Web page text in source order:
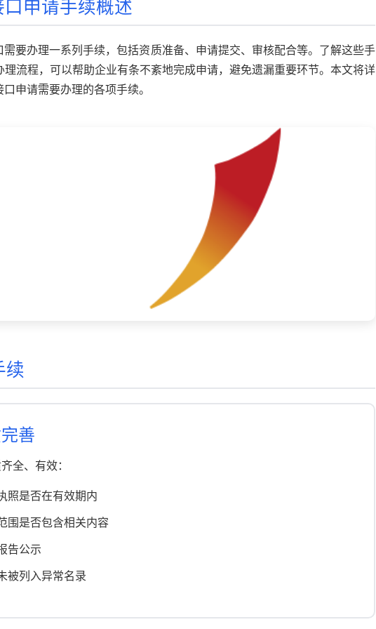
申请手续概述
需要办理一系列手续，包括资质准备、申请提交、审核配合等。了解这些手
理流程，可以帮助企业有条不紊地完成申请，避免遗漏重要环节。本文将详
申请需要办理的各项手续。
续
善
全、有效：
照是否在有效期内
围是否包含相关内容
告公示
被列入异常名录